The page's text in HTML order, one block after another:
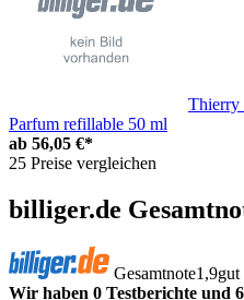
Thierry
Parfum refillable 50 ml
ab 56,05 €*
25 Preise vergleichen
billiger.de
Gesamtnote1,9gut
Wir haben 0 Testberichte und